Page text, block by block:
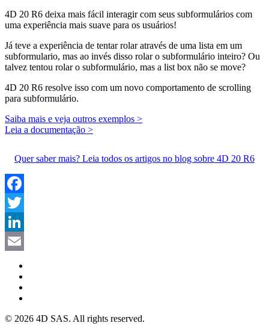
4D 20 R6 deixa mais fácil interagir com seus subformulários com
uma experiência mais suave para os usuários!
Já teve a experiência de tentar rolar através de uma lista em um
subformulario, mas ao invés disso rolar o subformulário inteiro? Ou
talvez tentou rolar o subformulário, mas a list box não se move?
4D 20 R6 resolve isso com um novo comportamento de scrolling
para subformulário.
Saiba mais e veja outros exemplos >
Leia a documentação >
Quer saber mais? Leia todos os artigos no blog sobre 4D 20 R6
Facebook
Twitter
LinkedIn
© 2026 4D SAS. All rights reserved.